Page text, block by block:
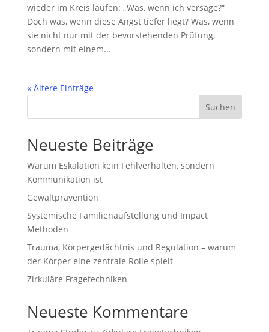
wieder im Kreis laufen: „Was, wenn ich versage?“
Doch was, wenn diese Angst tiefer liegt? Was, wenn
sie nicht nur mit der bevorstehenden Prüfung,
sondern mit einem...
« Ältere Einträge
Suchen
Neueste Beiträge
Warum Eskalation kein Fehlverhalten, sondern
Kommunikation ist
Gewaltprävention
Systemische Familienaufstellung und Impact
Methoden
Trauma, Körpergedächtnis und Regulation – warum
der Körper eine zentrale Rolle spielt
Zirkuläre Fragetechniken
Neueste Kommentare